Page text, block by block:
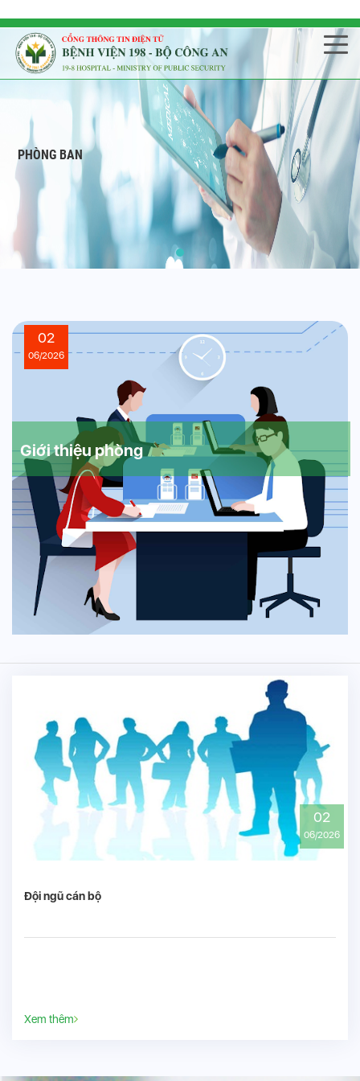
PHÒNG BAN
02
06/2026
Giới thiệu phòng
02
06/2026
Đội ngũ cán bộ
Xem thêm